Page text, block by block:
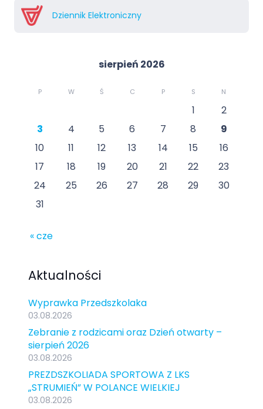
Dziennik Elektroniczny
sierpień 2026
P W Ś C P S N
1
2
3
4 5 6 7 8
9
10
11 12 13 14 15
16
17
18 19 20 21 22
23
24
25 26 27 28 29
30
31
« cze
Aktualności
Wyprawka Przedszkolaka
03.08.2026
Zebranie z rodzicami oraz Dzień otwarty –
sierpień 2026
03.08.2026
PREZDSZKOLIADA SPORTOWA Z LKS
„STRUMIEŃ” W POLANCE WIELKIEJ
03.08.2026